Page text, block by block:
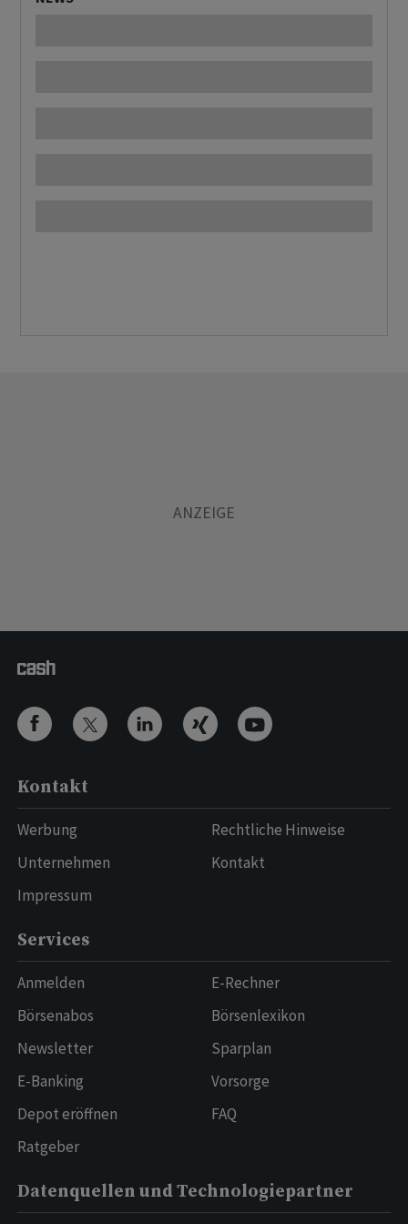
Kontakt
Werbung
Unternehmen
Impressum
Rechtliche Hinweise
Kontakt
Services
Anmelden
Börsenabos
Newsletter
E-Banking
Depot eröffnen
Ratgeber
E-Rechner
Börsenlexikon
Sparplan
Vorsorge
FAQ
Datenquellen und Technologiepartner